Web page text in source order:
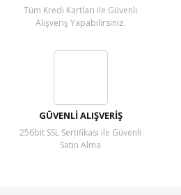
Tüm Kredi Kartları ile Güvenli
Alışveriş Yapabilirsiniz.
GÜVENLİ ALIŞVERİŞ
256bit SSL Sertifikası ile Güvenli
Satın Alma